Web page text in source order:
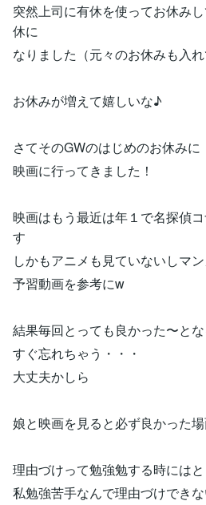
突然上司に有休を使ってお休み
休に
なりました（元々のお休みも入れ
お休みが増えて嬉しいな♪
さてそのGWのはじめのお休みに
映画に行ってきました！
映画はもう最近は年１で名探偵
す
しかもアニメも見ていないしマ
予習動画を参考にw
結果毎回とっても良かった〜と
すぐ忘れちゃう・・・
大丈夫かしら
娘と映画を見ると必ず良かった
理由づけって勉強勉する時には
私勉強苦手なんで理由づけでき